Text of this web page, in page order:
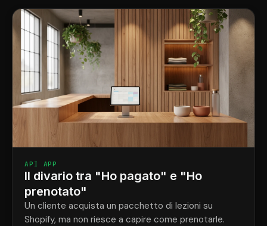
API APP
Il divario tra "Ho pagato" e "Ho
prenotato"
Un cliente acquista un pacchetto di lezioni su
Shopify, ma non riesce a capire come prenotarle.